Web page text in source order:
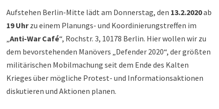
Aufstehen Berlin-Mitte lädt am Donnerstag, den 13.2.2020ab
19 Uhrzu einem Planungs- und Koordinierungstreffen im
Anti-War Café“, Rochstr. 3, 10178 Berlin. Hier wollen wir zu
dem bevorstehenden Manövers „Defender 2020“, der größten
militärischen Mobilmachung seit dem Ende des Kalten
Krieges über mögliche Protest- und Informationsaktionen
diskutieren und Aktionen planen.